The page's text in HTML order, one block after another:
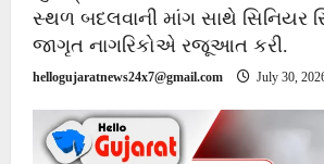
સ્થળ બદલવાની માંગ સાથે સિનિયર
જાગૃત નાગરિકોએ રજૂઆત કરી.
hellogujaratnews24x7@gmail.com July 30,